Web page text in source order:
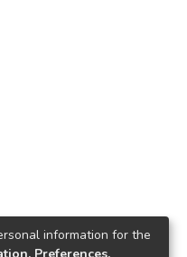
information for the